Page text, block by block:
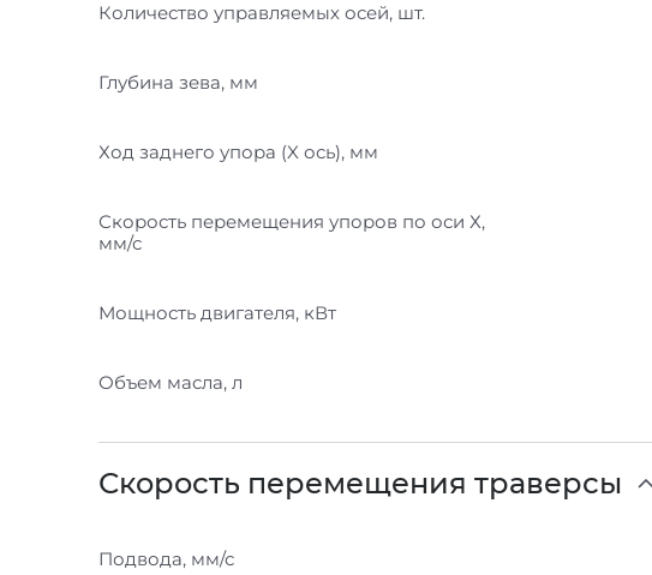
Количество управляемых осей, шт.
Глубина зева, мм
Ход заднего упора (X ось), мм
Скорость перемещения упоров по оси Х,
мм/с
Мощность двигателя, кВт
Объем масла, л
Скорость перемещения траверсы
Подвода, мм/с